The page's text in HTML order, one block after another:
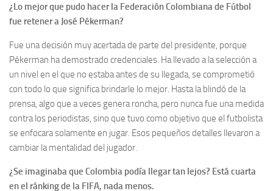
¿Lo mejor que pudo hacer la Federación Colombiana de Fútbol
fue retener a José Pékerman?
Fue una decisión muy acertada de parte del presidente, porque
Pékerman ha demostrado credenciales. Ha llevado a la selección a
un nivel en el que no estaba antes de su llegada, se comprometió
con todo lo que significa brindarle lo mejor. Hasta la blindó de la
prensa, algo que a veces genera roncha, pero nunca fue una medida
contra los periodistas, sino que tuvo como objetivo que el futbolista
se enfocara solamente en jugar. Esos pequeños detalles llevaron a
cambiar la mentalidad del jugador.
¿Se imaginaba que Colombia podía llegar tan lejos? Está cuarta
en el ránking de la FIFA, nada menos.